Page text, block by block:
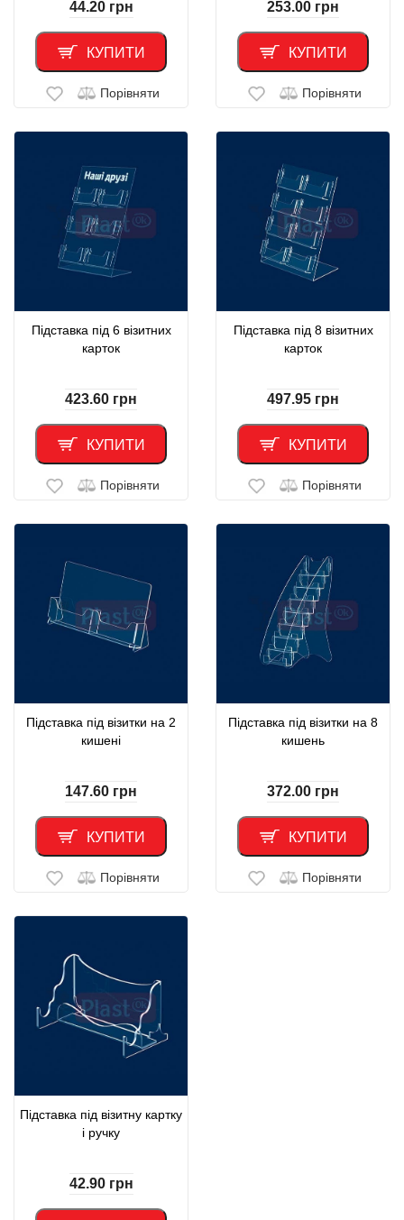
44.20 грн
КУПИТИ
Порівняти
253.00 грн
КУПИТИ
Порівняти
Підставка під 6 візитних
карток
423.60 грн
КУПИТИ
Порівняти
Підставка під 8 візитних
карток
497.95 грн
КУПИТИ
Порівняти
Підставка під візитки на 2
кишені
147.60 грн
КУПИТИ
Порівняти
Підставка під візитки на 8
кишень
372.00 грн
КУПИТИ
Порівняти
Підставка під візитну картку
і ручку
42.90 грн